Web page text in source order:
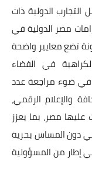
الدولية ذات
مصر الدولية في
تضع معايير واضحة
في الفضاء
في ضوء مراجعة عدد
والإعلام الرقمي،
عليها مصر، بما يعزز
دون المساس بحرية
إطار من المسؤولية